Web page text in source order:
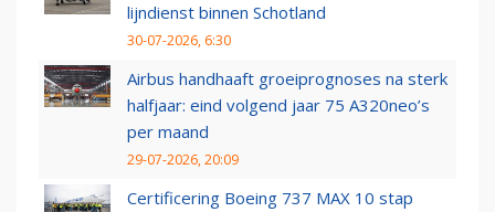
lijndienst binnen Schotland
30-07-2026, 6:30
Airbus handhaaft groeiprognoses na sterk
halfjaar: eind volgend jaar 75 A320neo’s
per maand
29-07-2026, 20:09
Certificering Boeing 737 MAX 10 stap